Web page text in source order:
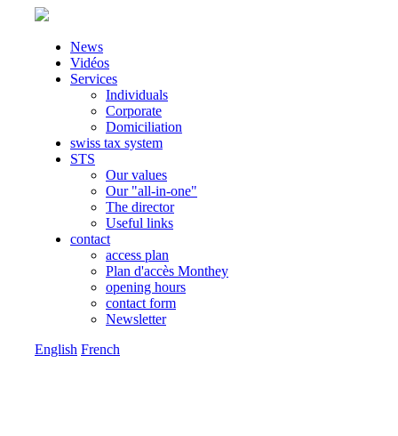
News
Vidéos
Services
Individuals
Corporate
Domiciliation
swiss tax system
STS
Our values
Our "all-in-one"
The director
Useful links
contact
access plan
Plan d'accès Monthey
opening hours
contact form
Newsletter
English French